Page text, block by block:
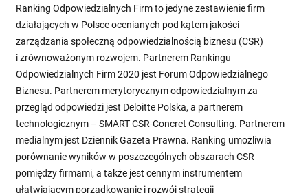
Ranking Odpowiedzialnych Firm to jedyne zestawienie firm
działających w Polsce ocenianych pod kątem jakości
zarządzania społeczną odpowiedzialnością biznesu (CSR)
i zrównoważonym rozwojem. Partnerem Rankingu
Odpowiedzialnych Firm 2020 jest Forum Odpowiedzialnego
Biznesu. Partnerem merytorycznym odpowiedzialnym za
przegląd odpowiedzi jest Deloitte Polska, a partnerem
technologicznym – SMART CSR-Concret Consulting. Partnerem
medialnym jest Dziennik Gazeta Prawna. Ranking umożliwia
porównanie wyników w poszczególnych obszarach CSR
pomiędzy firmami, a także jest cennym instrumentem
ułatwiającym porządkowanie i rozwój strategii